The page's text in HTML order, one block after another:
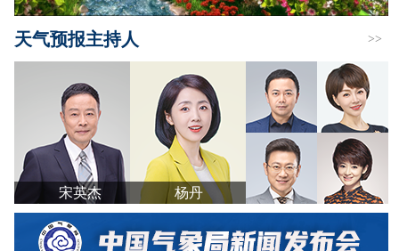
>>
天气预报主持人
宋英杰 杨丹